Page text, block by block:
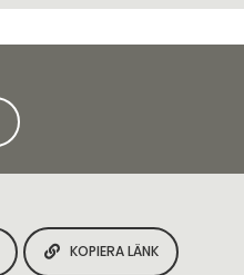
PÅ KOPIERA SIDANS LÄNK
KOPIERA LÄNK